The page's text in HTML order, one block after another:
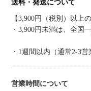
送料・発送について
【3,900円（税別）以上
・3,900円未満は、全国
・1週間以内（通常2-3
営業時間について